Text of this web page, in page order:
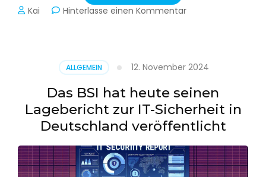
Kai Hinterlasse einen Kommentarzu
aus
CSV
erstellen
ALLGEMEIN 12. November 2024
Das BSI hat heute seinen
Lagebericht zur IT-Sicherheit in
Deutschland veröffentlicht